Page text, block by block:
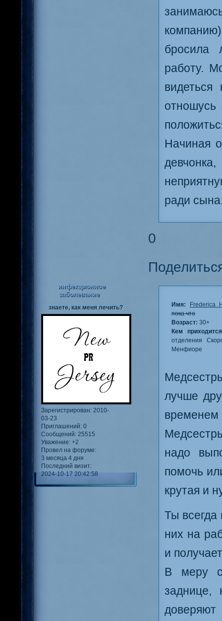
бросила
работу.
Начиная
ради
0
инфекционное
заболевание
знаете, как меня лечить?
Зарегистрирован: 2010-
03-23
Приглашений: 0
Сообщений: 25515
Уважение: +2
Провел на форуме:
3 месяца 4 дня
Последний визит:
2024-10-17 20:42:58
Имя:
Frederica
пока что
Возраст: 30+
Кем
отделения
Менфиоре
лучше
временем
надо
помочь
крутая и
Ты всегда
них на
и
В меру
заднице,